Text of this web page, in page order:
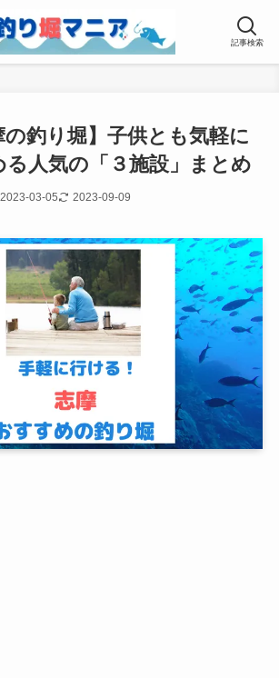
記事検索
の釣り堀】子供とも気軽に
る人気の「３施設」まとめ
2023-03-05 2023-09-09